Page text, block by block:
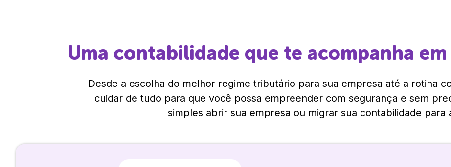
Uma contabilidade que te acompanha
Desde a escolha do melhor regime tributário para sua empresa até a rotina
cuidar de tudo para que você possa empreender com segurança e sem
simples abrir sua empresa ou migrar sua contabilidade para